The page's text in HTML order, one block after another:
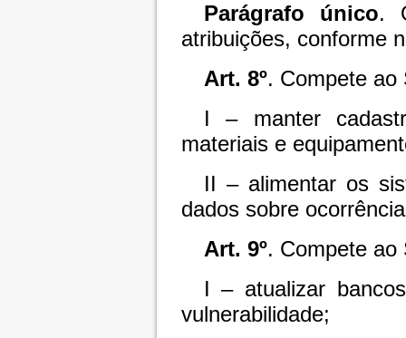
Parágrafo único.
atribuições, conforme
Art. 8º. Compete ao
I – manter
materiais e
II – alimentar os
dados sobre
Art. 9º. Compete ao
I – atualizar
vulnerabilidade;